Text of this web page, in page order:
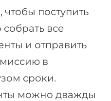
чтобы поступить
все
и отправить
в
сроки.
можно дважды